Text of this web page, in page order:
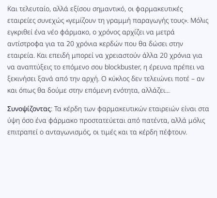
Και τελευταίο, αλλά εξίσου σημαντικό, οι φαρμακευτικές
εταιρείες συνεχώς «γεμίζουν τη γραμμή παραγωγής τους». Μόλις
εγκριθεί ένα νέο φάρμακο, ο χρόνος αρχίζει να μετρά
αντίστροφα για τα 20 χρόνια κερδών που θα δώσει στην
εταιρεία. Και επειδή μπορεί να χρειαστούν άλλα 20 χρόνια για
να αναπτύξεις το επόμενο σου blockbuster, η έρευνα πρέπει να
ξεκινήσει ξανά από την αρχή. Ο κύκλος δεν τελειώνει ποτέ – αν
και όπως θα δούμε στην επόμενη ενότητα, αλλάζει...
Συνοψίζοντας: Τα κέρδη των φαρμακευτικών εταιρειών είναι στα
ύψη όσο ένα φάρμακο προστατεύεται από πατέντα, αλλά μόλις
επιτραπεί ο ανταγωνισμός, οι τιμές και τα κέρδη πέφτουν.